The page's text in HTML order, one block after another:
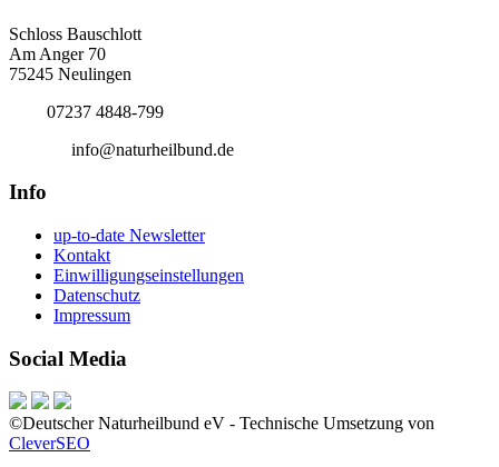
Schloss Bauschlott
Am Anger 70
75245 Neulingen
07237 4848-799
info@naturheilbund.de
Info
up-to-date Newsletter
Kontakt
Einwilligungseinstellungen
Datenschutz
Impressum
Social Media
©Deutscher Naturheilbund eV - Technische Umsetzung von
CleverSEO